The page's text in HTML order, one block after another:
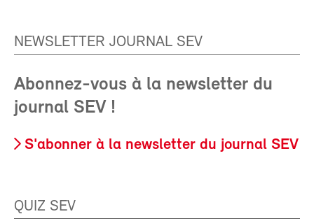
NEWSLETTER JOURNAL SEV
Abonnez-vous à la newsletter du
journal SEV !
S'abonner à la newsletter du journal SEV
QUIZ SEV